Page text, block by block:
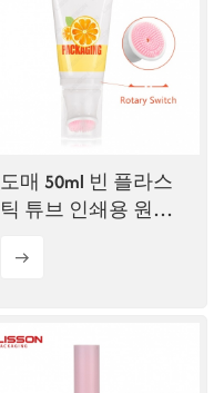
도매 50ml 빈 플라스
틱 튜브 인쇄용 원형